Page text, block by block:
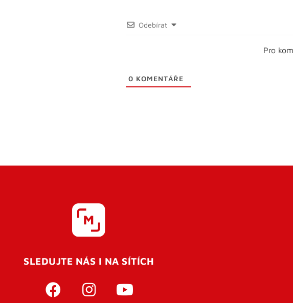
Odebírat
Pro
0 KOMENTÁŘE
SLEDUJTE NÁS I NA SÍTÍCH